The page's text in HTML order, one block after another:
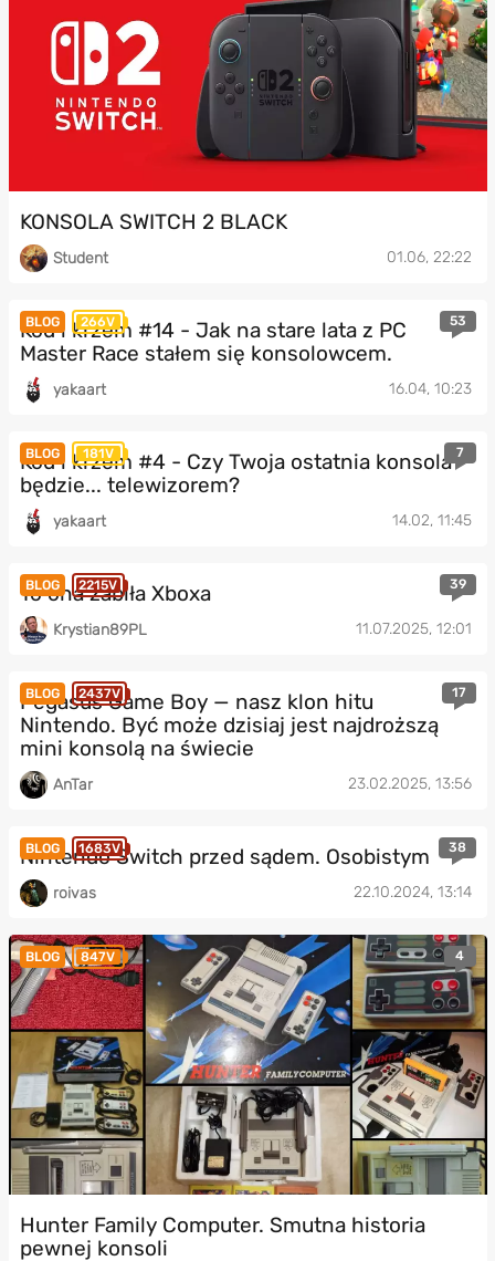
KONSOLA SWITCH 2 BLACK
Student 01.06, 22:22
BLOG 266V 53
Kod i krzem #14 - Jak na stare lata z PC
Master Race stałem się konsolowcem.
yakaart 16.04, 10:23
BLOG 181V 7
Kod i krzem #4 - Czy Twoja ostatnia konsola
będzie... telewizorem?
yakaart 14.02, 11:45
BLOG 2215V 39
To ona zabiła Xboxa
Krystian89PL 11.07.2025, 12:01
BLOG 2437V 17
Pegasus Game Boy — nasz klon hitu
Nintendo. Być może dzisiaj jest najdroższą
mini konsolą na świecie
AnTar 23.02.2025, 13:56
BLOG 1683V 38
Nintendo Switch przed sądem. Osobistym
roivas 22.10.2024, 13:14
BLOG 847V 4
Hunter Family Computer. Smutna historia
pewnej konsoli